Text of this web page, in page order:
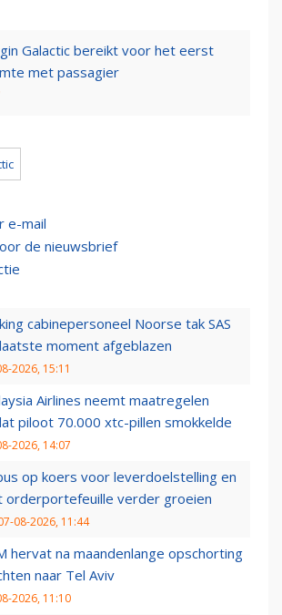
Galactic bereikt voor het eerst
met passagier
e-mail
de nieuwsbrief
cabinepersoneel Noorse tak SAS
moment afgeblazen
2026, 15:11
Airlines neemt maatregelen
piloot 70.000 xtc-pillen smokkelde
2026, 14:07
op koers voor leverdoelstelling en
orderportefeuille verder groeien
08-2026, 11:44
hervat na maandenlange opschorting
naar Tel Aviv
2026, 11:10